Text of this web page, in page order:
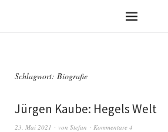
Schlagwort: Biografie
Jürgen Kaube: Hegels Welt
23. Mai 2021 von Stefan Kommentare 4